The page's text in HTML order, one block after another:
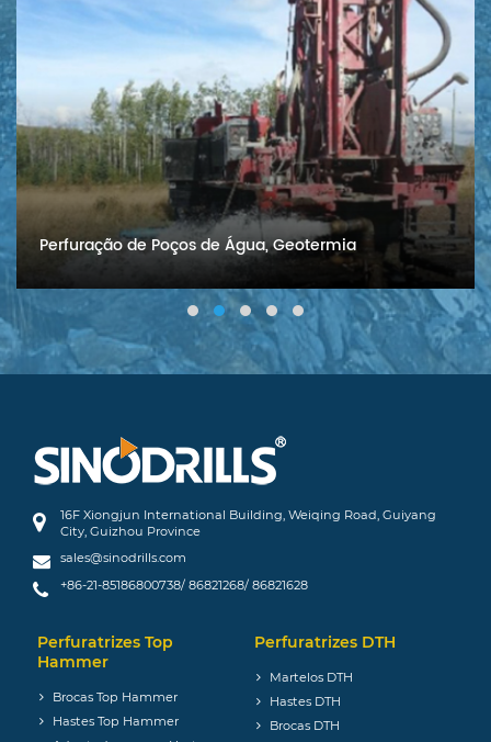
Perfuração de Poços de Água, Geotermia
16F Xiongjun International Building, Weiqing Road, Guiyang
City, Guizhou Province
sales@sinodrills.com
+86-21-85186800738/ 86821268/ 86821628
Perfuratrizes Top
Hammer
Brocas Top Hammer
Hastes Top Hammer
Perfuratrizes DTH
Martelos DTH
Hastes DTH
Brocas DTH